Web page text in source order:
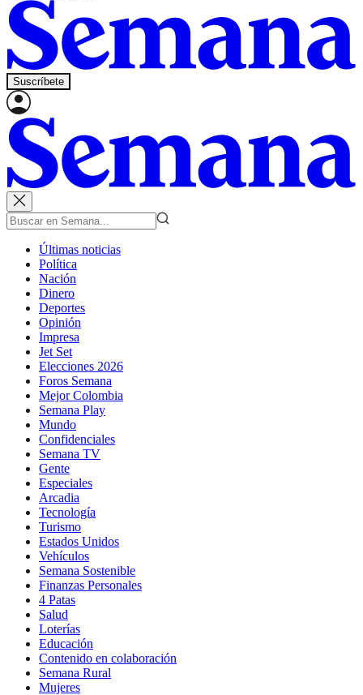
Suscríbete
Últimas noticias
Política
Nación
Dinero
Deportes
Opinión
Impresa
Jet Set
Elecciones 2026
Foros Semana
Mejor Colombia
Semana Play
Mundo
Confidenciales
Semana TV
Gente
Especiales
Arcadia
Tecnología
Turismo
Estados Unidos
Vehículos
Semana Sostenible
Finanzas Personales
4 Patas
Salud
Loterías
Educación
Contenido en colaboración
Semana Rural
Mujeres